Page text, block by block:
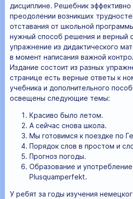
дисциплине. Решебник
преодолении возникших
отставания от школьной
нужный способ решения и верный
упражнение из дидактического
в момент написания важной
Издание состоит из разных
странице есть верные ответы к
учебника и дополнительного
освещены следующие темы:
Красиво было летом.
А сейчас снова школа.
Мы готовимся к поездке по
Порядок слов в простом и
Прогноз погоды.
Образование и
Plusquamperfekt.
У ребят за годы изучения